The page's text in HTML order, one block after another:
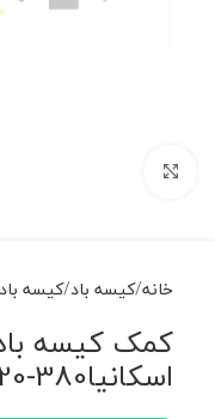
خانه کیسه باد کیسه
کمک کیسه
اسکانیا380-420